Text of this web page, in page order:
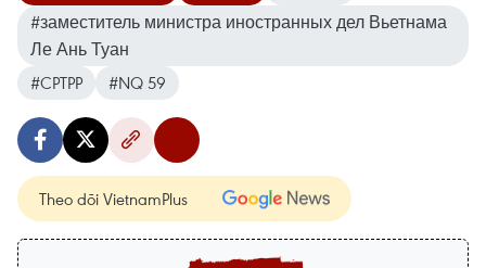
#заместитель министра иностранных дел Вьетнама
Ле Ань Туан
#CPTPP
#NQ 59
Theo dõi VietnamPlus